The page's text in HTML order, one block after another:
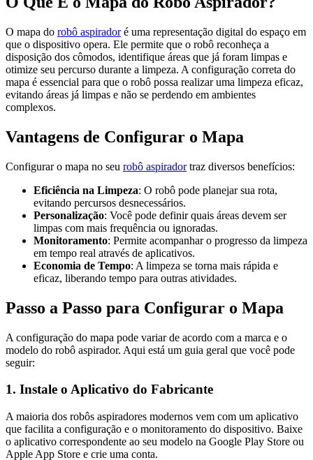
O mapa do robô aspiradoré uma representação digital do espaço em
que o dispositivo opera. Ele permite que o robô reconheça a
disposição dos cômodos, identifique áreas que já foram limpas e
otimize seu percurso durante a limpeza. A configuração correta do
mapa é essencial para que o robô possa realizar uma limpeza eficaz,
evitando áreas já limpas e não se perdendo em ambientes
complexos.
Vantagens de Configurar o Mapa
Configurar o mapa no seu robô aspiradortraz diversos benefícios:
Eficiência na Limpeza: O robô pode planejar sua rota,
evitando percursos desnecessários.
Personalização: Você pode definir quais áreas devem ser
limpas com mais frequência ou ignoradas.
Monitoramento: Permite acompanhar o progresso da limpeza
em tempo real através de aplicativos.
Economia de Tempo: A limpeza se torna mais rápida e
eficaz, liberando tempo para outras atividades.
Passo a Passo para Configurar o Mapa
A configuração do mapa pode variar de acordo com a marca e o
modelo do robô aspirador. Aqui está um guia geral que você pode
seguir:
1. Instale o Aplicativo do Fabricante
A maioria dos robôs aspiradores modernos vem com um aplicativo
que facilita a configuração e o monitoramento do dispositivo. Baixe
o aplicativo correspondente ao seu modelo na Google Play Store ou
Apple App Store e crie uma conta.